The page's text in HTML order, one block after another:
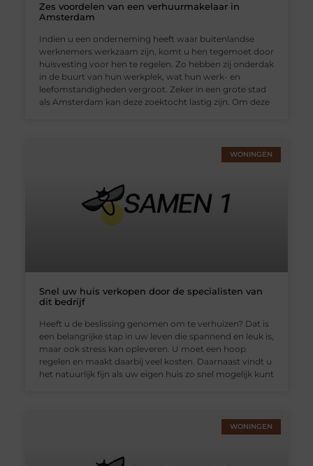
Zes voordelen van een verhuurmakelaar in
Amsterdam
Indien u een onderneming heeft waar buitenlandse
werknemers werkzaam zijn, komt u hen tegemoet door
huisvesting voor hen te regelen. Zo hebben zij onderdak
in de buurt van hun werkplek, wat hun werk- en
leefomstandigheden vergroot. Zeker in een grote stad
als Amsterdam kan deze zoektocht lastig zijn. Om deze
WONINGEN
Snel uw huis verkopen door de specialisten van
dit bedrijf
Heeft u de beslissing genomen om te verhuizen? Dat is
een belangrijke stap in uw leven die spannend en leuk is,
maar ook stress kan opleveren. U moet een hoop
regelen en maakt daarbij veel kosten. Daarnaast vindt u
het natuurlijk fijn als uw eigen huis zo snel mogelijk kunt
WONINGEN